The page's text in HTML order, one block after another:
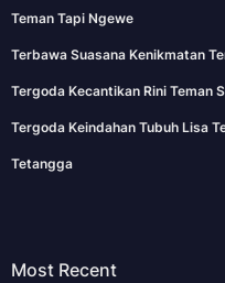
Teman Tapi Ngewe
Terbawa Suasana Kenikmatan
Tergoda Kecantikan Rini Teman
Tergoda Keindahan Tubuh Lisa
Tetangga
Most Recent